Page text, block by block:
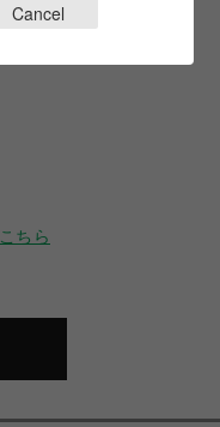
こちら
Cancel